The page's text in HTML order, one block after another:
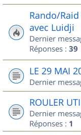
Rando/Raid
avec Luidji
Dernier
Réponses : 39
LE 29 MAI
Dernier
ROULER
Dernier
Réponses : 1